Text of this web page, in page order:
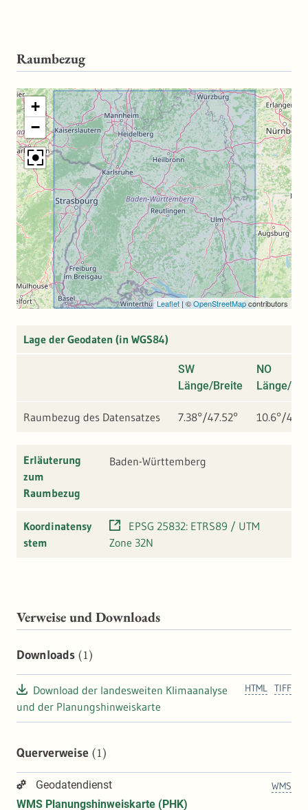
Raumbezug
+
−
Leaflet | ©OpenStreetMapcontributors
Lage der Geodaten (in WGS84)
SW
Länge/Breite
NO
Länge/
Raumbezug des Datensatzes 7.38°/47.52° 10.6°/
Erläuterung
zum
Raumbezug
Baden-Württemberg
Koordinatensy
stem
EPSG 25832: ETRS89 / UTM
Zone 32N
Verweise und Downloads
Downloads (1)
TIFF
HTML
Download der landesweiten Klimaanalyse
und der Planungshinweiskarte
Querverweise (1)
WMS
Geodatendienst
WMS Planungshinweiskarte (PHK)